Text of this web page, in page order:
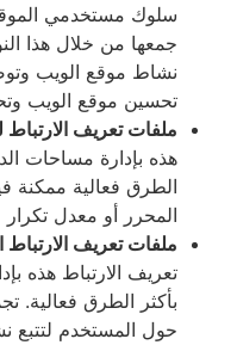
سلوك مستخدمي
جمعها من خلال هذا
نشاط موقع الويب
تحسين موقع الويب
ملفات تعريف الارتباط
هذه بإدارة مساحات
الطرق فعالية ممكنة
المحرر أو معدل
ملفات تعريف الارتباط
تعريف الارتباط هذه
بأكثر الطرق فعالية.
حول المستخدم لتتبع